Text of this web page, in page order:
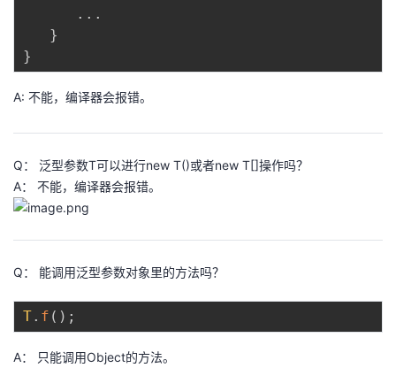
. . .
}
}
A: 不能，编译器会报错。
Q： 泛型参数T可以进行new T()或者new T[]操作吗？
A： 不能，编译器会报错。
Q： 能调用泛型参数对象里的方法吗？
T. f ( ) ;
A： 只能调用Object的方法。